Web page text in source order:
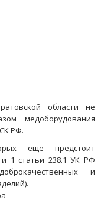
области не
медоборудования
РФ.
еще предстоит
1 статьи 238.1 УК РФ
и